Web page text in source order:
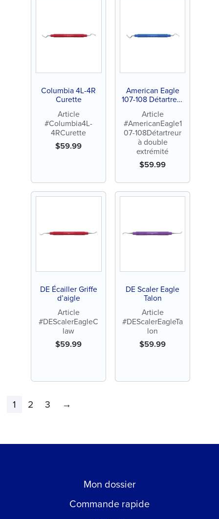
Columbia 4L-4R
Curette
Article
#Columbia4L-
4RCurette
$59.99
American Eagle
107-108 Détartreur
Article
#AmericanEagle1
07-108Détartreur
à double
extrémité
$59.99
DE Écailler Griffe
d’aigle
Article
#DEScalerEagleC
law
$59.99
DE Scaler Eagle
Talon
Article
#DEScalerEagleTa
lon
$59.99
1 2 3 →
Mon dossier
Commande rapide